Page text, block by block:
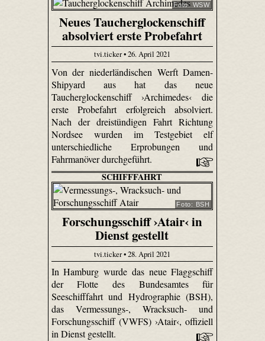
Foto: WSW
Neues Taucherglockenschiff
absolviert erste Probefahrt
tvi.ticker • 26. April 2021
Von der niederländischen Werft Damen-
Shipyard aus hat das neue
Taucherglockenschiff ›Archimedes‹ die
erste Probefahrt erfolgreich absolviert.
Nach der dreistündigen Fahrt Richtung
Nordsee wurden im Testgebiet elf
unterschiedliche Erprobungen und
Fahrmanöver durchgeführt.
SCHIFFFAHRT
Foto: BSH
Forschungsschiff ›Atair‹ in
Dienst gestellt
tvi.ticker • 28. April 2021
In Hamburg wurde das neue Flaggschiff
der Flotte des Bundesamtes für
Seeschifffahrt und Hydrographie (BSH),
das Vermessungs-, Wracksuch- und
Forschungsschiff (VWFS) ›Atair‹, offiziell
in Dienst gestellt.